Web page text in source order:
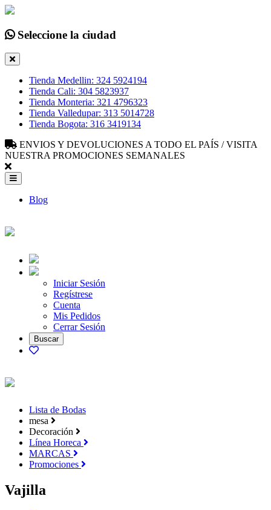
Seleccione la ciudad
Tienda Medellin: 324 5924194
Tienda Cali: 304 5823937
Tienda Monteria: 321 4796323
Tienda Valledupar: 313 5014728
Tienda Bogota: 316 3419134
ENVIOS Y DEVOLUCIONES A TODO EL PAÍS / VISITA
NUESTRA PROMOCIONES SEMANALES
Blog
Iniciar Sesión
Regístrese
Cuenta
Mis Pedidos
Cerrar Sesión
Lista de Bodas
mesa
Decoración
Línea Horeca
MARCAS
Promociones
Vajilla